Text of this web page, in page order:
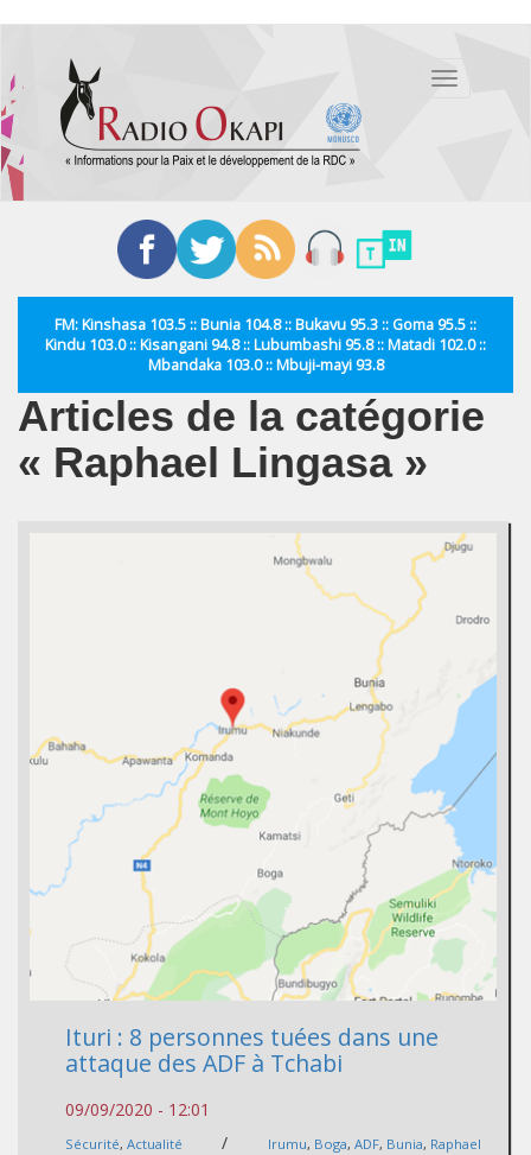
contenu
principal
Toggle
FM: Kinshasa 103.5 :: Bunia 104.8 :: Bukavu 95.3 :: Goma 95.5 ::
Kindu 103.0 :: Kisangani 94.8 :: Lubumbashi 95.8 :: Matadi 102.0 ::
Mbandaka 103.0 :: Mbuji-mayi 93.8
Articles de la catégorie
« Raphael Lingasa »
Ituri : 8 personnes tuées dans une
attaque des ADF à Tchabi
09/09/2020 - 12:01
Sécurité, Actualité / Irumu, Boga, ADF, Bunia, Raphael